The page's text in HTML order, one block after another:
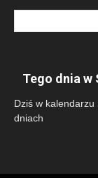
Tego dnia w
Dziś w
dniach